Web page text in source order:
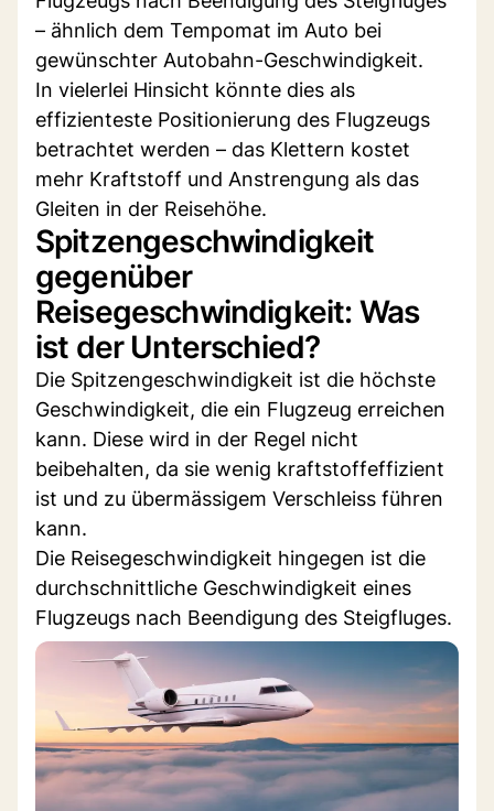
– ähnlich dem Tempomat im Auto bei
gewünschter Autobahn-Geschwindigkeit.
In vielerlei Hinsicht könnte dies als
effizienteste Positionierung des Flugzeugs
betrachtet werden – das Klettern kostet
mehr Kraftstoff und Anstrengung als das
Gleiten in der Reisehöhe.
Spitzengeschwindigkeit
gegenüber
Reisegeschwindigkeit: Was
ist der Unterschied?
Die Spitzengeschwindigkeit ist die höchste
Geschwindigkeit, die ein Flugzeug erreichen
kann. Diese wird in der Regel nicht
beibehalten, da sie wenig kraftstoffeffizient
ist und zu übermässigem Verschleiss führen
kann.
Die Reisegeschwindigkeit hingegen ist die
durchschnittliche Geschwindigkeit eines
Flugzeugs nach Beendigung des Steigfluges.